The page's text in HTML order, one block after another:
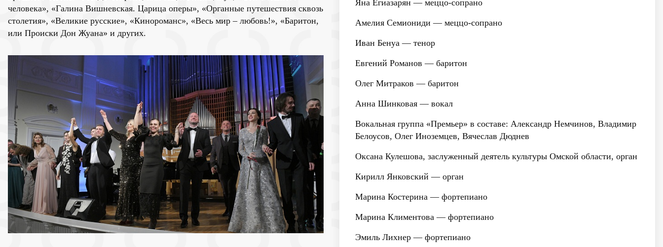
человека», «Галина Вишневская. Царица оперы», «Органные путешествия сквозь
столетия», «Великие русские», «Кинороманс», «Весь мир – любовь!», «Баритон,
или Происки Дон Жуана» и других.
Яна Егиазарян — меццо-сопрано
Амелия Семиониди — меццо-сопрано
Иван Бенуа — тенор
Евгений Романов — баритон
Олег Митраков — баритон
Анна Шинковая — вокал
Вокальная группа «Премьер» в составе: Александр Немчинов, Владимир
Белоусов, Олег Иноземцев, Вячеслав Дюднев
Оксана Кулешова, заслуженный деятель культуры Омской области, орган
Кирилл Янковский — орган
Марина Костерина — фортепиано
Марина Климентова — фортепиано
Эмиль Лихнер — фортепиано